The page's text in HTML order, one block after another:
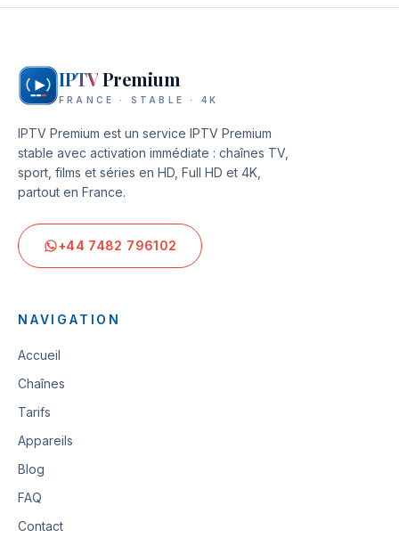
IPTVPremium
FRANCE · STABLE · 4K
IPTV Premium est un service IPTV Premium
stable avec activation immédiate : chaînes TV,
sport, films et séries en HD, Full HD et 4K,
partout en France.
+44 7482 796102
NAVIGATION
Accueil
Chaînes
Tarifs
Appareils
Blog
FAQ
Contact